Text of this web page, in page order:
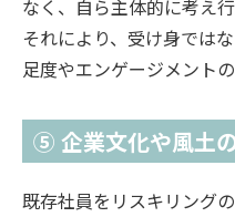
なく、自ら主体的に考え
それにより、受け身では
足度やエンゲージメント
⑤ 企業文化や風土
既存社員をリスキリング